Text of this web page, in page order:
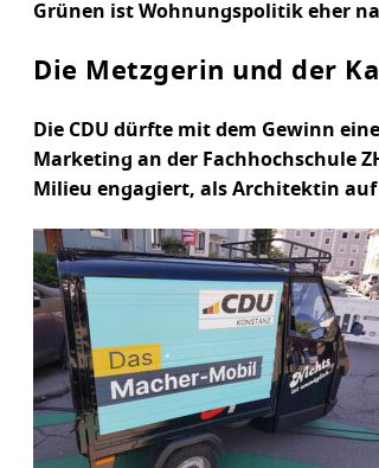
Grünen ist Wohnungspolitik eher
Die Metzgerin und der
Die CDU dürfte mit dem Gewinn
Marketing an der Fachhochschule
Milieu engagiert, als Architektin auf